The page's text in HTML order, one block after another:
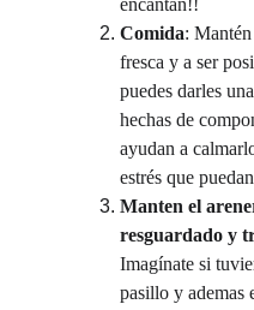
encantan!!
Comida:
fresca y a ser
puedes darles
hechas de
ayudan a
estrés que
Manten el
resguardado y
Imagínate si
pasillo y ademas